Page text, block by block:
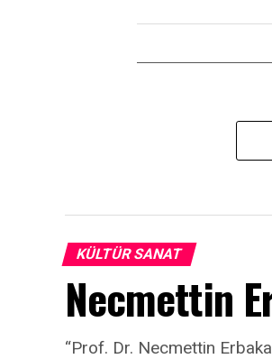
KÜLTÜR SANAT
Necmettin
“Prof. Dr. Necmettin